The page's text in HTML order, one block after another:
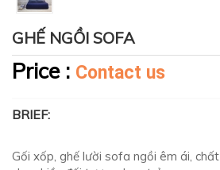
GHẾ NGỒI SOFA
Price : Contact us
BRIEF:
Gối xốp, ghế lười sofa ngồi êm ái,